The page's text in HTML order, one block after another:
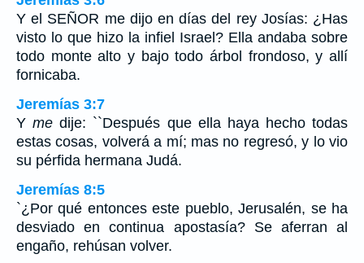
Y el SEÑOR me dijo en días del rey Josías: ¿Has
visto lo que hizo la infiel Israel? Ella andaba sobre
todo monte alto y bajo todo árbol frondoso, y allí
fornicaba.
Jeremías 3:7
Yme dije: ``Después que ella haya hecho todas
estas cosas, volverá a mí; mas no regresó, y lo vio
su pérfida hermana Judá.
Jeremías 8:5
`¿Por qué entonces este pueblo, Jerusalén, se ha
desviado en continua apostasía? Se aferran al
engaño, rehúsan volver.